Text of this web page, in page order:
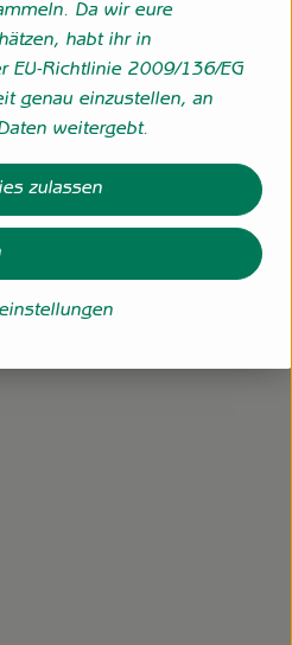
www.instagram.com/
zu https://wp.solawi-
Da wir eure
habt ihr in
EU-Richtlinie 2009/136/EG
genau einzustellen, an
weitergebt.
zulassen